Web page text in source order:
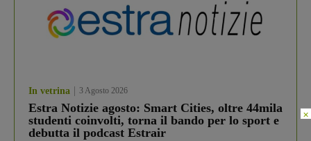
In vetrina 3 Agosto 2026
Estra Notizie agosto: Smart Cities, oltre 44mila
studenti coinvolti, torna il bando per lo sport e
debutta il podcast Estrair
×